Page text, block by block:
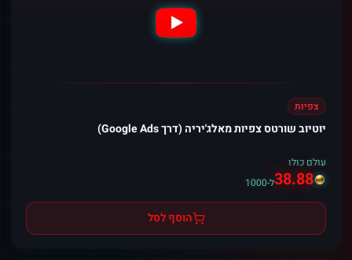
צפיות
יוטיוב שורטס צפיות מאלג'יריה (דרך Google Ads)
עולם כולו
38.88ל-1000
הוסף לסל